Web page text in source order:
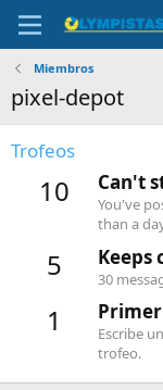
Miembros
pixel-depot
Trofeos
10 Can't
You've
than a
5 Keeps
30
1
Escribe
trofeo.